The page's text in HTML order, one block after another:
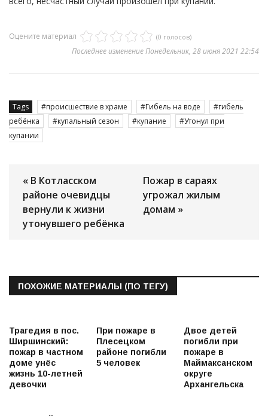
Оцените материал (0 голосов)
Последнее изменение Понедельник, 28 июня 2021 22:54
Tags происшествие в храме Гибель на воде
гибель
ребёнка
купальный сезон купание
Утонул при
купании
« В Котласском
районе очевидцы
вернули к жизни
утонувшего ребёнка
Пожар в сараях
угрожал жилым
домам »
ПОХОЖИЕ МАТЕРИАЛЫ (ПО ТЕГУ)
Трагедия в пос.
Ширшинский:
пожар в частном
доме унёс
жизнь 10-летней
девочки
При пожаре в
Плесецком
районе погибли
5 человек
Двое детей
погибли при
пожаре в
Маймаксанском
округе
Архангельска